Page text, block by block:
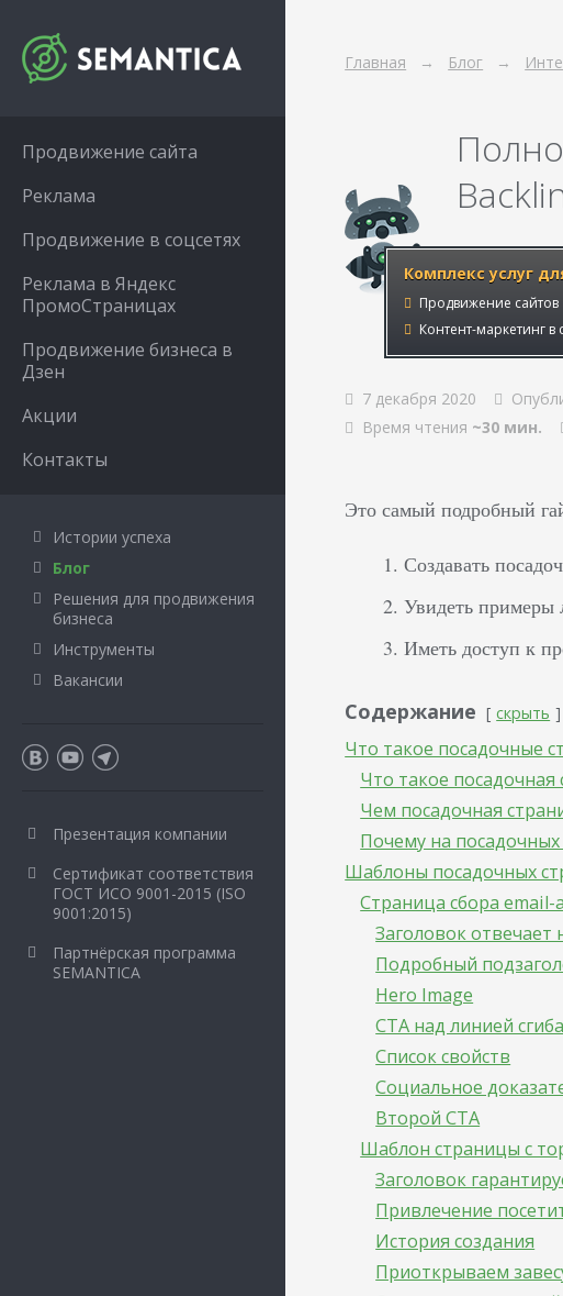
Главная Блог
Комплекс услуг
Продвижение сайтов
Контент-маркетинг в
7 декабря 2020
Время чтения ~30 мин.
Это самый подробный
Создавать
Увидеть примеры
Иметь доступ к
Содержание скрыть
Что такое посадочные
Что такое посадочная
Чем посадочная
Почему на
Шаблоны посадочных
Страница сбора email-
Заголовок отвечает
Подробный
Hero Image
CTA над линией сгиба
Список свойств
Социальное
Второй CTA
Шаблон страницы с
Заголовок
Привлечение
История создания
Приоткрываем
Продвижение сайта
Реклама
Продвижение в соцсетях
Реклама в Яндекс
ПромоСтраницах
Продвижение бизнеса в
Дзен
Акции
Контакты
Истории успеха
Блог
Решения для продвижения
бизнеса
Инструменты
Вакансии
Презентация компании
Сертификат соответствия
ГОСТ ИСО 9001-2015 (ISO
9001:2015)
Партнёрская программа
SEMANTICA